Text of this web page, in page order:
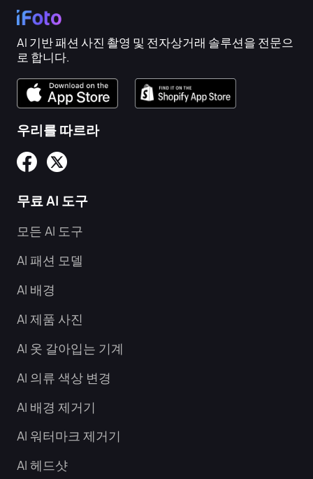
AI 기반 패션 사진 촬영 및 전자상거래 솔루션을 전문으
로 합니다.
우리를 따르라
무료 AI 도구
모든 AI 도구
AI 패션 모델
AI 배경
AI 제품 사진
AI 옷 갈아입는 기계
AI 의류 색상 변경
AI 배경 제거기
AI 워터마크 제거기
AI 헤드샷